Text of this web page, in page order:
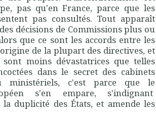
pas qu'en France, parce que les
pas consultés. Tout apparaît
décisions de Commissions plus ou
que ce sont les accords entre les
de la plupart des directives, et
sont moins dévastatrices que telles
dans le secret des cabinets
ministériels, c'est parce que le
s'en empare, s'indignant
duplicité des États, et amende les